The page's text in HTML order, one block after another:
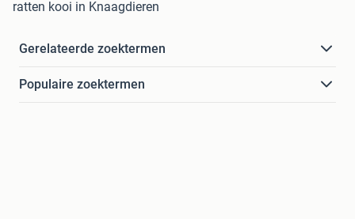
ratten kooi in Knaagdieren
Gerelateerde zoektermen
Populaire zoektermen